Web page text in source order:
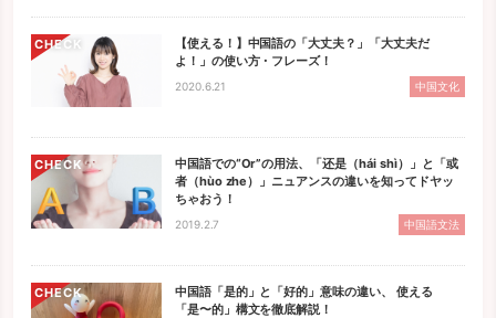
CHECK
【使える！】中国語の「大丈夫？」「大丈夫だ
よ！」の使い方・フレーズ！
2020.6.21 中国文化
CHECK
中国語での“Or”の用法、「还是（hái shì）」と「或
者（hùo zhe）」ニュアンスの違いを知ってドヤッ
ちゃおう！
2019.2.7 中国語文法
CHECK
中国語「是的」と「好的」意味の違い、 使える
「是〜的」構文を徹底解説！